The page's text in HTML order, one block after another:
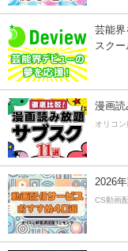
芸能界
スク
漫画読
オリコ
2026
CS動画